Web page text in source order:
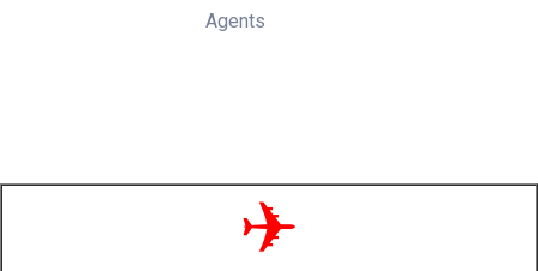
Agents